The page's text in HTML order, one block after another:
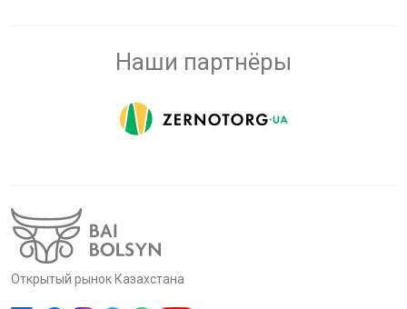
Наши партнёры
Открытый рынок Казахстана